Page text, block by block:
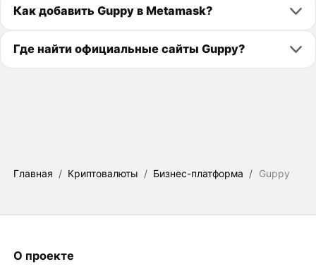
Как добавить Guppy в Metamask?
Где найти официальные сайты Guppy?
Главная / Криптовалюты / Бизнес-платформа / Guppy
О проекте